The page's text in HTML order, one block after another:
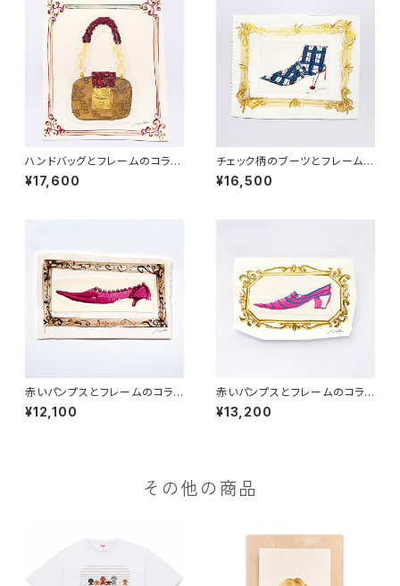
ハンドバッグとフレームのコラー
ジュ-３（原画）
¥17,600
チェック柄のブーツとフレームの
コラージュ（原画）
¥16,500
赤いパンプスとフレームのコラ
ージュ-１（原画）
¥12,100
赤いパンプスとフレームのコラ
ージュ-２（原画）
¥13,200
その他の商品